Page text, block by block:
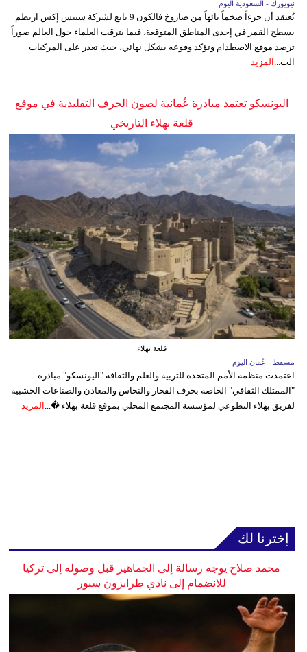
نيويورك - السعودية اليوم
يُعتقد أن جزءاً ضخماً تائهاً من صاروخ فالكون 9 تابع لشركة سبيس إكس ارتطم
بسطح القمر في إحدى المناطق المتوقعة، فيما يترقب العلماء حول العالم صوراً
ترصد موقع الاصطدام وتؤكد وقوعه بشكل نهائي، حيث تعذر على المركبات
الت... المزيد
اليونسكو تعتمد مبادرة عُمانية لصون الحرف التقليدية في موقع
قلعة بهلاء التاريخي
قلعة بهلاء
مسقط - عُمان اليوم
اعتمدت منظمة الأمم المتحدة للتربية والعلم والثقافة "اليونسكو" مبادرة
"الممتلك الثقافي" الخاصة بحرف الفخار والنحاس والمعادن والصناعات الخشبية
لفريق بهلاء التطوعي لمؤسسة المجتمع المحلي بموقع قلعة بهلاء �... المزيد
إخترنا لك
محمد صلاح يوجه رسالة إلى الجماهير قبل وصوله إلى تركيا
للانضمام إلى نادي طرابزون سبور